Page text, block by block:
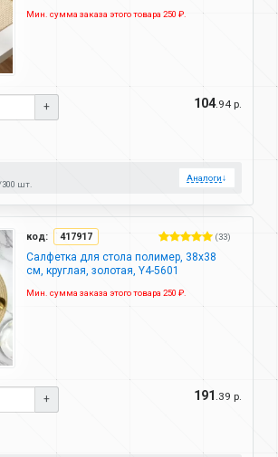
Мин. сумма заказа этого товара 250 ₽.
+ 104.94 р.
300 шт.
Аналоги↓
код: 417917 (33)
Салфетка для стола полимер, 38х38
см, круглая, золотая, Y4-5601
Мин. сумма заказа этого товара 250 ₽.
+ 191 .39 р.